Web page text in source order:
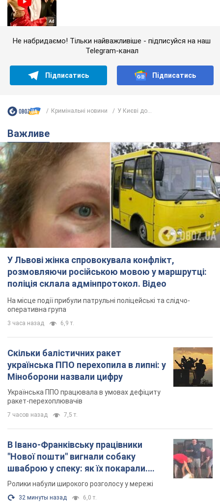
Не набридаємо! Тільки найважливіше - підписуйся на наш
Telegram-канал
Підписатись Підписатись
Кримінальні новини У Києві до...
Важливе
У Львові жінка спровокувала конфлікт,
розмовляючи російською мовою у маршрутці:
поліція склала адмінпротокол. Відео
На місце події прибули патрульні поліцейські та слідчо-
оперативна група
3 часа назад 6,9 т.
Скільки балістичних ракет
українська ППО перехопила в липні: у
Міноборони назвали цифру
Українська ППО працювала в умовах дефіциту
ракет-перехоплювачів
7 часов назад 7,5 т.
В Івано-Франківську працівники
"Нової пошти" вигнали собаку
шваброю у спеку: як їх покарали.
Відео
Ролики набули широкого розголосу у мережі
32 минуты назад 6,0 т.